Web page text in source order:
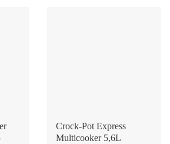
Crock-Pot Express
Multicooker 5,6L